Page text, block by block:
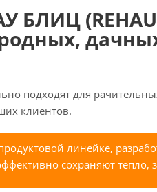
БЛИЦ
подходят для
клиентов.
линейке,
сохраняют